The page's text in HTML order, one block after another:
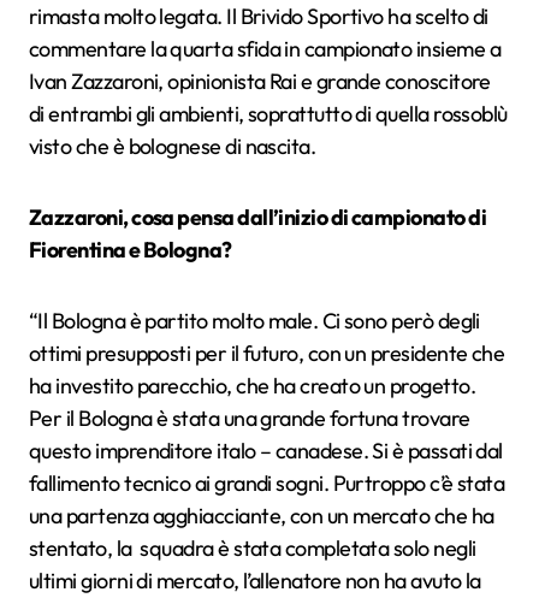
rimasta molto legata. Il Brivido Sportivo ha scelto di
commentare la quarta sfida in campionato insieme a
Ivan Zazzaroni, opinionista Rai e grande conoscitore
di entrambi gli ambienti, soprattutto di quella rossoblù
visto che è bolognese di nascita.
Zazzaroni, cosa pensa dall’inizio di campionato di
Fiorentina e Bologna?
“Il Bologna è partito molto male. Ci sono però degli
ottimi presupposti per il futuro, con un presidente che
ha investito parecchio, che ha creato un progetto.
Per il Bologna è stata una grande fortuna trovare
questo imprenditore italo – canadese. Si è passati dal
fallimento tecnico ai grandi sogni. Purtroppo c’è stata
una partenza agghiacciante, con un mercato che ha
stentato, la squadra è stata completata solo negli
ultimi giorni di mercato, l’allenatore non ha avuto la